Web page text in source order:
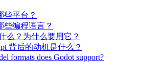
些平台？
些编程语言？
么？为什么要用它？
背后的动机是什么？
formats does Godot support?